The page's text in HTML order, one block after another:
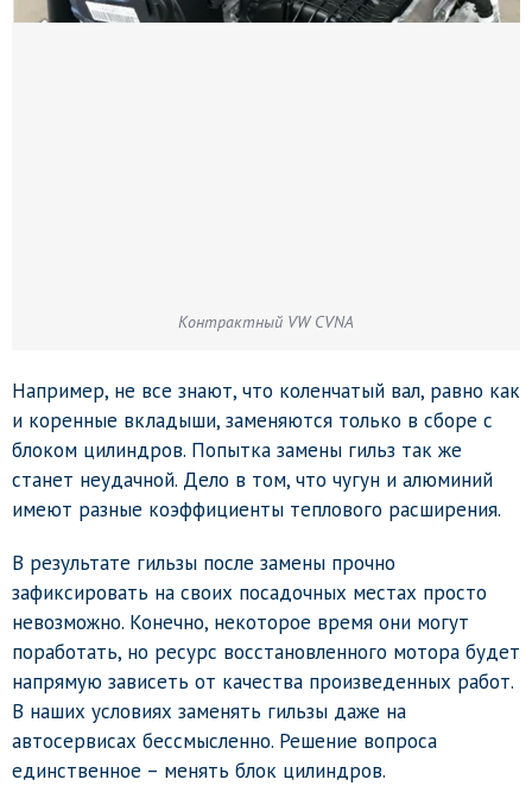
Контрактный VW CVNA
Например, не все знают, что коленчатый вал, равно как
и коренные вкладыши, заменяются только в сборе с
блоком цилиндров. Попытка замены гильз так же
станет неудачной. Дело в том, что чугун и алюминий
имеют разные коэффициенты теплового расширения.
В результате гильзы после замены прочно
зафиксировать на своих посадочных местах просто
невозможно. Конечно, некоторое время они могут
поработать, но ресурс восстановленного мотора будет
напрямую зависеть от качества произведенных работ.
В наших условиях заменять гильзы даже на
автосервисах бессмысленно. Решение вопроса
единственное – менять блок цилиндров.